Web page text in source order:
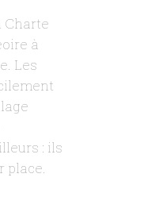
Charte
à
Les
: ils
place.